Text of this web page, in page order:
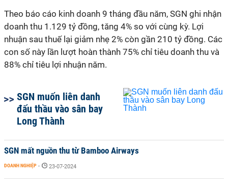
Theo báo cáo kinh doanh 9 tháng đầu năm, SGN ghi nhận
doanh thu 1.129 tỷ đồng, tăng 4% so với cùng kỳ. Lợi
nhuận sau thuế lại giảm nhẹ 2% còn gần 210 tỷ đồng. Các
con số này lần lượt hoàn thành 75% chỉ tiêu doanh thu và
88% chỉ tiêu lợi nhuận năm.
SGN muốn liên danh
đấu thầu vào sân bay
Long Thành
SGN mất nguồn thu từ Bamboo Airways
DOANH NGHIỆP - 23-07-2024